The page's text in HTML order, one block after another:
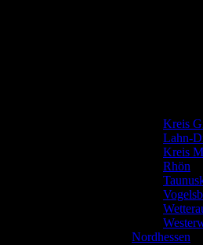
Kreis
Lahn-
Kreis
Rhön
Nordhessen